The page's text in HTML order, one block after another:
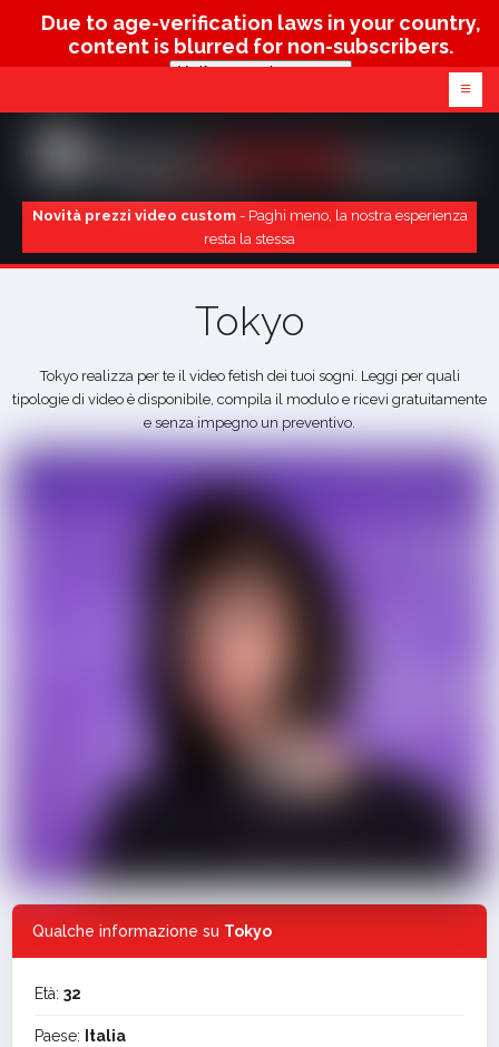
Due to age-verification laws in your country,
content is blurred for non-subscribers.
Verify age & view content
≡
Novità prezzi video custom- Paghi meno, la nostra esperienza
resta la stessa
Tokyo
Tokyo realizza per te il video fetish dei tuoi sogni. Leggi per quali
tipologie di video è disponibile, compila il modulo e ricevi gratuitamente
e senza impegno un preventivo.
Qualche informazione su Tokyo
Età: 32
Paese: Italia